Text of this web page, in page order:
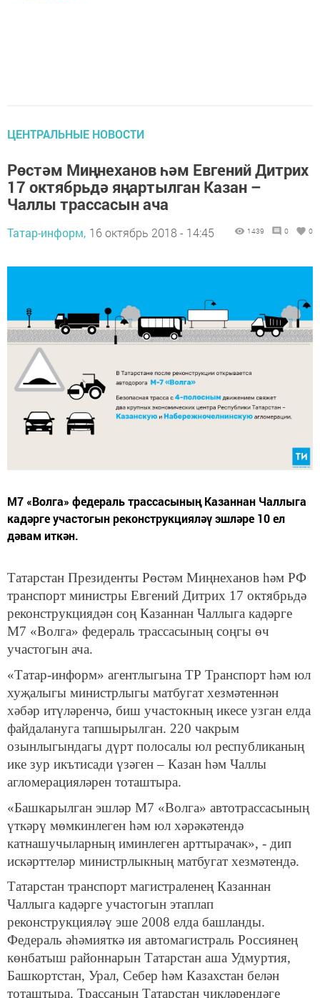
ЦЕНТРАЛЬНЫЕ НОВОСТИ
Рөстәм Миңнеханов һәм Евгений Дитрих
17 октябрьдә яңартылган Казан –
Чаллы трассасын ача
Татар-информ, 16 октябрь 2018 - 14:45 1439 0 0
М7 «Волга» федераль трассасының Казаннан Чаллыга
кадәрге участогын реконструкцияләү эшләре 10 ел
дәвам иткән.
Татарстан Президенты Рөстәм Миңнеханов һәм РФ
транспорт министры Евгений Дитрих 17 октябрьдә
реконструкциядән соң Казаннан Чаллыга кадәрге
М7 «Волга» федераль трассасының соңгы өч
участогын ача.
«Татар-информ» агентлыгына ТР Транспорт һәм юл
хуҗалыгы министрлыгы матбугат хезмәтеннән
хәбәр итүләренчә, биш участокның икесе узган елда
файдалануга тапшырылган. 220 чакрым
озынлыгындагы дүрт полосалы юл республиканың
ике зур икътисади үзәген – Казан һәм Чаллы
агломерацияләрен тоташтыра.
«Башкарылган эшләр М7 «Волга» автотрассасының
үткәрү мөмкинлеген һәм юл хәрәкәтендә
катнашучыларның иминлеген арттырачак», - дип
искәрттеләр министрлыкның матбугат хезмәтендә.
Татарстан транспорт магистраленең Казаннан
Чаллыга кадәрге участогын этаплап
реконструкцияләү эше 2008 елда башланды.
Федераль әһәмияткә ия автомагистраль Россиянең
көнбатыш районнарын Татарстан аша Удмуртия,
Башкортстан, Урал, Себер һәм Казахстан белән
тоташтыра. Трассаның Татарстан чикләрендәге